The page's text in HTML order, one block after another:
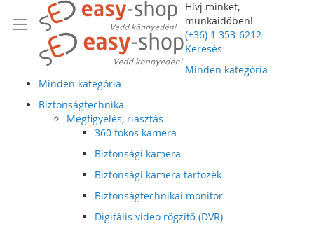
Hívj minket,
munkaidőben!
(+36) 1 353-6212
Keresés
Minden kategória
Minden kategória
Biztonságtechnika
Megfigyelés, riasztás
360 fokos kamera
Biztonsági kamera
Biztonsági kamera tartozék
Biztonságtechnikai monitor
Digitális video rögzítő (DVR)